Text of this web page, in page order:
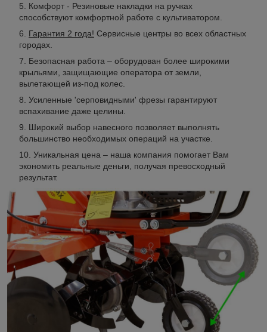
Комфорт - Резиновые накладки на ручках
способствуют комфортной работе с культиватором.
Гарантия 2 года! Сервисные центры во всех областных
городах.
Безопасная работа – оборудован более широкими
крыльями, защищающие оператора от земли,
вылетающей из-под колес.
Усиленные 'серповидными' фрезы гарантируют
вспахивание даже целины.
Широкий выбор навесного позволяет выполнять
большинство необходимых операций на участке.
Уникальная цена – наша компания помогает Вам
экономить реальные деньги, получая превосходный
результат.